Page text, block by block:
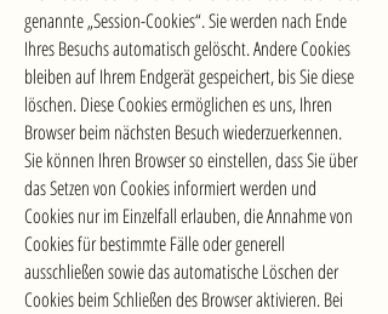
genannte „Session-Cookies“. Sie werden nach Ende
Ihres Besuchs automatisch gelöscht. Andere Cookies
bleiben auf Ihrem Endgerät gespeichert, bis Sie diese
löschen. Diese Cookies ermöglichen es uns, Ihren
Browser beim nächsten Besuch wiederzuerkennen.
Sie können Ihren Browser so einstellen, dass Sie über
das Setzen von Cookies informiert werden und
Cookies nur im Einzelfall erlauben, die Annahme von
Cookies für bestimmte Fälle oder generell
ausschließen sowie das automatische Löschen der
Cookies beim Schließen des Browser aktivieren. Bei